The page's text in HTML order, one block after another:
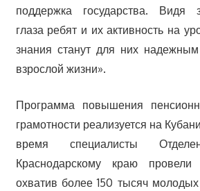
поддержка государства. Видя
глаза ребят и их активность на
знания станут для них
взрослой жизни».
Программа повышения
грамотности реализуется на
время специалисты
Краснодарскому краю провели
охватив более 150 тысяч